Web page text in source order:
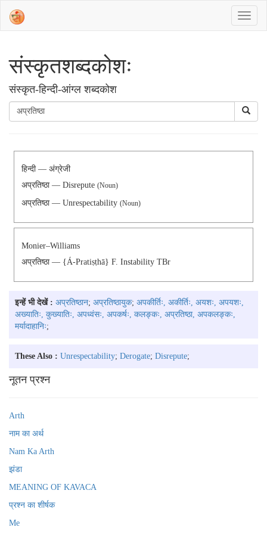
संस्‍कृतशब्‍दकोशः
संस्‍कृत-हिन्दी-आंग्ल शब्दकोश
हिन्दी — अंग्रेजी
अप्रतिष्ठा — Disrepute (Noun)
अप्रतिष्ठा — Unrespectability (Noun)
Monier–Williams
अप्रतिष्ठा — {á-Pratiṣṭhā} F. Instability TBr
इन्हें भी देखें : अप्रतिष्ठान; अप्रतिष्ठायुक; अपकीर्तिः, अकीर्तिः, अयशः, अपयशः,
अख्यातिः, कुख्यातिः, अपध्वंसः, अपकर्षः, कलङ्कः, अप्रतिष्ठा, अपकलङ्कः,
मर्यादाहानिः;
These Also : Unrespectability; Derogate; Disrepute;
नूतन प्रश्न
Arth
नाम का अर्थ
Nam Ka Arth
झंडा
MEANING OF KAVACA
प्रश्न का शीर्षक
Me